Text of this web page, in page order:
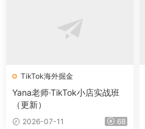
TikTok海外掘金
Yana老师·TikTok小店实战班
（更新）
2026-07-11 68